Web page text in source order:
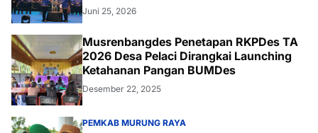
Juni 25, 2026
Musrenbangdes Penetapan RKPDes TA
2026 Desa Pelaci Dirangkai Launching
Ketahanan Pangan BUMDes
Desember 22, 2025
PEMKAB MURUNG RAYA